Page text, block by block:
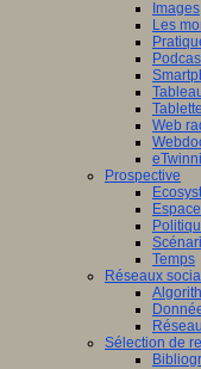
Images
Les
Web
Prospective
Temps
Réseaux
Sélection de